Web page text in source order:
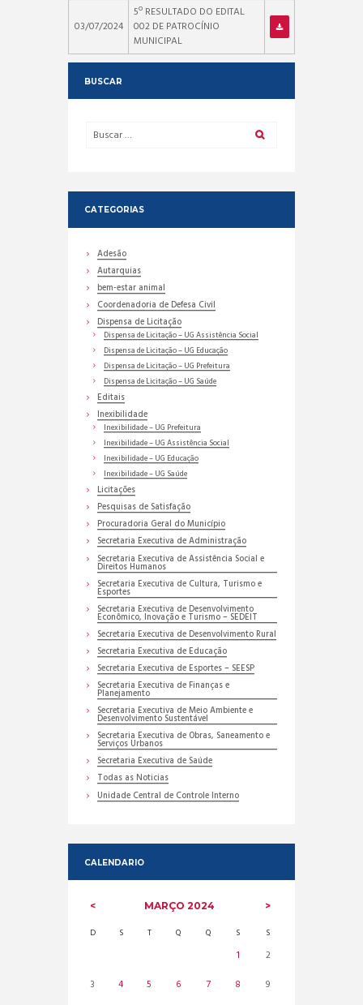
03/07/2024
5º RESULTADO DO EDITAL
002 DE PATROCÍNIO
MUNICIPAL
BUSCAR
CATEGORIAS
Adesão
Autarquias
bem-estar animal
Coordenadoria de Defesa Civil
Dispensa de Licitação
Dispensa de Licitação – UG Assistência Social
Dispensa de Licitação – UG Educação
Dispensa de Licitação – UG Prefeitura
Dispensa de Licitação – UG Saúde
Editais
Inexibilidade
Inexibilidade – UG Prefeitura
Inexibilidade – UG Assistência Social
Inexibilidade – UG Educação
Inexibilidade – UG Saúde
Licitações
Pesquisas de Satisfação
Procuradoria Geral do Município
Secretaria Executiva de Administração
Secretaria Executiva de Assistência Social e
Direitos Humanos
Secretaria Executiva de Cultura, Turismo e
Esportes
Secretaria Executiva de Desenvolvimento
Econômico, Inovação e Turismo – SEDEIT
Secretaria Executiva de Desenvolvimento Rural
Secretaria Executiva de Educação
Secretaria Executiva de Esportes – SEESP
Secretaria Executiva de Finanças e
Planejamento
Secretaria Executiva de Meio Ambiente e
Desenvolvimento Sustentável
Secretaria Executiva de Obras, Saneamento e
Serviços Urbanos
Secretaria Executiva de Saúde
Todas as Noticias
Unidade Central de Controle Interno
CALENDARIO
MARÇO2024
D S T Q Q S S
1
2
3
4 5 6 7 8 9